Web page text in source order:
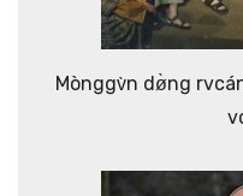
Mònggv̀n dø̀ng